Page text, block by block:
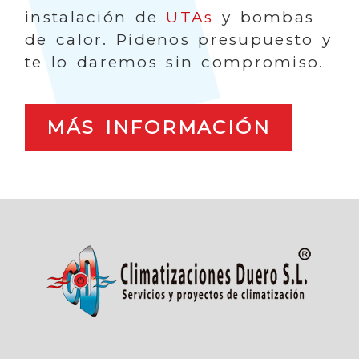
instalación de UTAs
y bombas
de calor. Pídenos presupuesto y
te lo daremos sin compromiso.
MÁS INFORMACIÓN